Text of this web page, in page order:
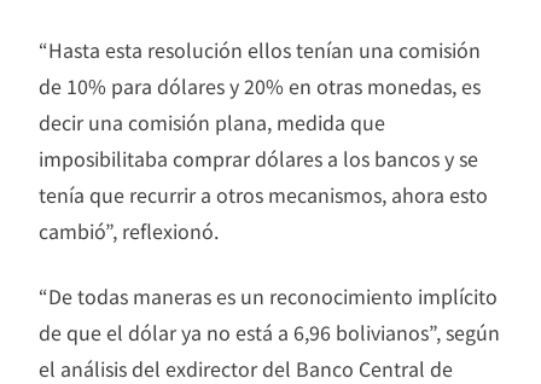
“Hasta esta resolución ellos tenían una comisión
de 10% para dólares y 20% en otras monedas, es
decir una comisión plana, medida que
imposibilitaba comprar dólares a los bancos y se
tenía que recurrir a otros mecanismos, ahora esto
cambió”, reflexionó.
“De todas maneras es un reconocimiento implícito
de que el dólar ya no está a 6,96 bolivianos”, según
el análisis del exdirector del Banco Central de